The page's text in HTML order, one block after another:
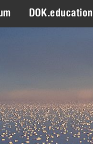
DOK.education